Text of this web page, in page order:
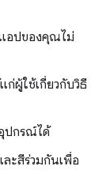
แอปของคุณไม่
ก่ผู้ใช้เกี่ยวกับวิธี
ปกรณ์ได้
ะสีร่วมกันเพื่อ